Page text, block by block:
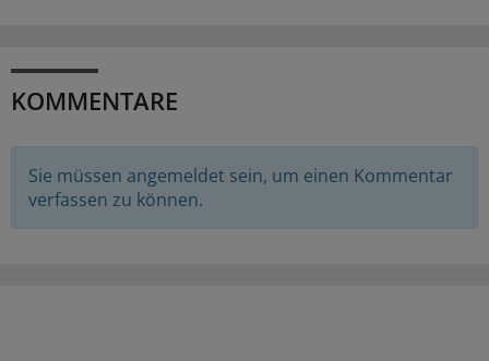
KOMMENTARE
Sie müssen angemeldet sein, um einen Kommentar
verfassen zu können.